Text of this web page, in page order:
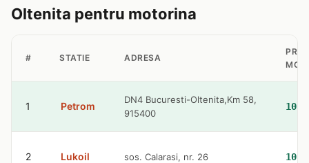
Oltenita pentru motorina
# STATIE ADRESA
PRET
1 Petrom
DN4 Bucuresti-Oltenita,Km 58,
915400
2 Lukoil sos. Calarasi, nr. 26